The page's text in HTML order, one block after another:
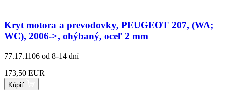
Kryt motora a prevodovky, PEUGEOT 207, (WA;
WC), 2006->, ohýbaný, oceľ 2 mm
77.17.1106 od 8-14 dní
173,50 EUR
Kúpiť